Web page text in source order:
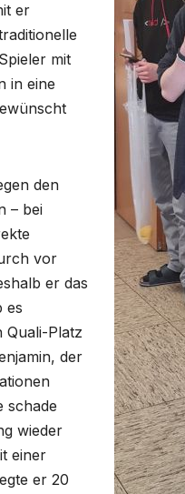
er
mit
in eine
den
– bei
vor
er das
es
Quali-Platz
der
schade
wieder
einer
er 20